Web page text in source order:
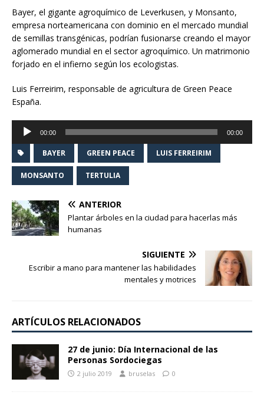
Bayer, el gigante agroquímico de Leverkusen, y Monsanto,
empresa norteamericana con dominio en el mercado mundial
de semillas transgénicas, podrían fusionarse creando el mayor
aglomerado mundial en el sector agroquímico. Un matrimonio
forjado en el infierno según los ecologistas.
Luis Ferreirim, responsable de agricultura de Green Peace
España.
Reproductor
audio
00:00 00:00
BAYER GREEN PEACE LUIS FERREIRIM
MONSANTO TERTULIA
ANTERIOR
Plantar árboles en la ciudad para hacerlas más
humanas
SIGUIENTE
Escribir a mano para mantener las habilidades
mentales y motrices
ARTÍCULOS RELACIONADOS
27 de junio: Día Internacional de las
Personas Sordociegas
2 julio 2019 bruselas 0